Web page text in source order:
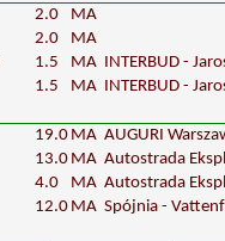
2.0
MA
2.0
MA
1.5 MA INTERBUD -
1.5 MA INTERBUD -
19.0 MA AUGURI
13.0 MA Autostrada
4.0 MA Autostrada
12.0 MA Spójnia -